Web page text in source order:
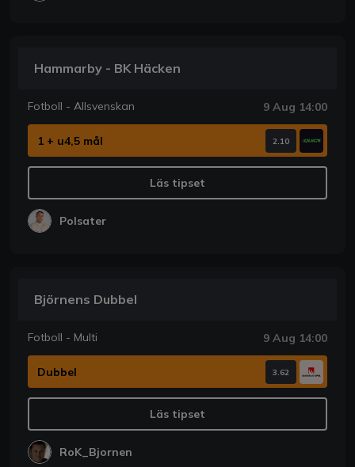
Hammarby - BK Häcken
Fotboll - Allsvenskan 9 Aug 14:00
1 + u4,5 mål 2.10
Läs tipset
Polsater
Björnens Dubbel
Fotboll - Multi 9 Aug 14:00
Dubbel 3.62
Läs tipset
RoK_Bjornen